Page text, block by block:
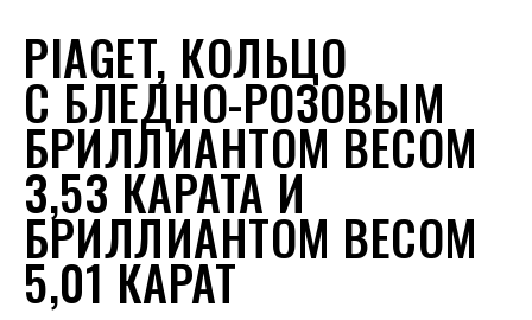
PIAGET, КОЛЬЦО
С БЛЕДНО-РОЗОВЫМ
БРИЛЛИАНТОМ ВЕСОМ
3,53 КАРАТА И
БРИЛЛИАНТОМ ВЕСОМ
5,01 КАРАТ